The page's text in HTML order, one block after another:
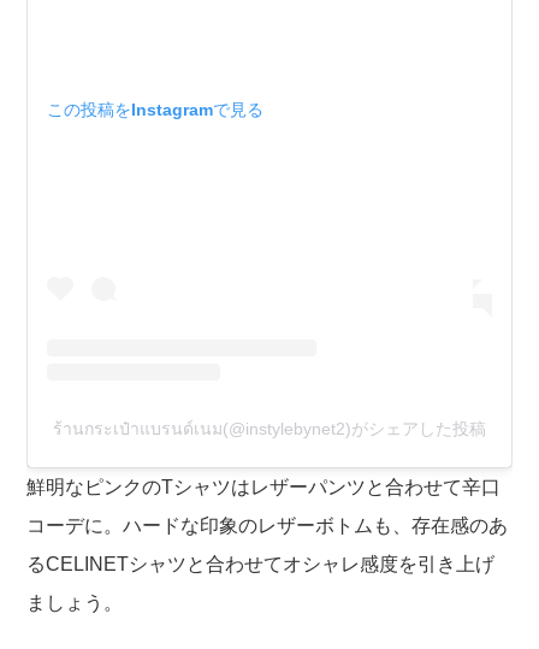
この投稿をInstagramで見る
ร้านกระเป๋าแบรนด์เนม(@instylebynet2)がシェアした投稿
鮮明なピンクのTシャツはレザーパンツと合わせて辛口
コーデに。ハードな印象のレザーボトムも、存在感のあ
るCELINETシャツと合わせてオシャレ感度を引き上げ
ましょう。